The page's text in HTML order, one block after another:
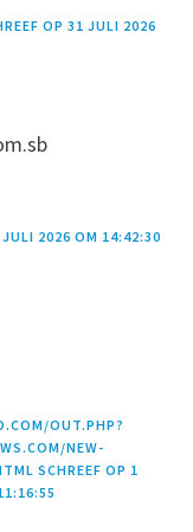
OP 31 JULI 2026
2026 OM 14:42:30
OUT.PHP?
NEW-
SCHREEF OP 1